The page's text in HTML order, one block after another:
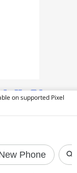
on supported Pixel